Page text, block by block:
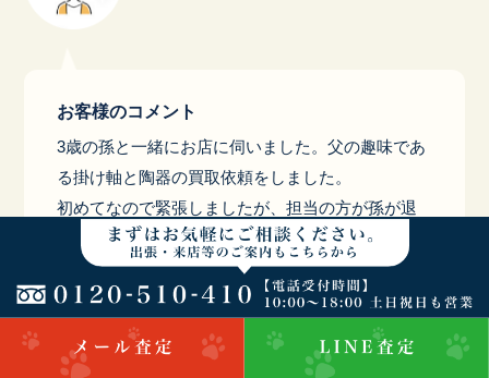
お客様のコメント
3歳の孫と一緒にお店に伺いました。父の趣味であ
る掛け軸と陶器の買取依頼をしました。
初めてなので緊張しましたが、担当の方が孫が退
屈にならないように笑顔で声かけして頂いて緊張
もほぐれてとても良い雰囲気 になりました。また
知識豊富な方のようでこの店で査定して頂いて満
足しています。これからも機会があれば利用した
いと思っています。